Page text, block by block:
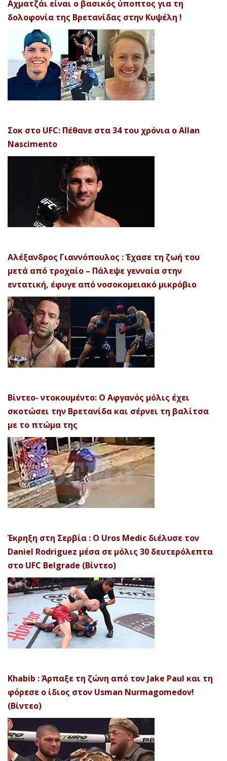
Αχματζάι είναι ο βασικός ύποπτος για τη
δολοφονία της Βρετανίδας στην Κυψέλη !
Σοκ στο UFC: Πέθανε στα 34 του χρόνια ο Allan
Nascimento
Αλέξανδρος Γιαννόπουλος : Έχασε τη ζωή του
μετά από τροχαίο – Πάλεψε γενναία στην
εντατική, έφυγε από νοσοκομειακό μικρόβιο
Βίντεο- ντοκουμέντο: Ο Αφγανός μόλις έχει
σκοτώσει την Βρετανίδα και σέρνει τη βαλίτσα
με το πτώμα της
Έκρηξη στη Σερβία : Ο Uros Medic διέλυσε τον
Daniel Rodriguez μέσα σε μόλις 30 δευτερόλεπτα
στο UFC Belgrade (Βίντεο)
Khabib : Άρπαξε τη ζώνη από τον Jake Paul και τη
φόρεσε ο ίδιος στον Usman Nurmagomedov!
(Βίντεο)